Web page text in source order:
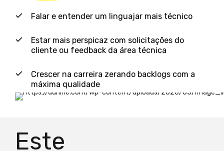
Falar e entender um linguajar mais técnico
Estar mais perspicaz com solicitações do
cliente ou feedback da área técnica
Crescer na carreira zerando backlogs com a
máxima qualidade
Este